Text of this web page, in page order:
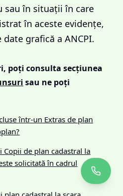
sau în situații în care
în aceste evidențe,
grafică a ANCPI.
poți consulta secțiunea
sau ne poți
într-un Extras de plan
Copii de plan cadastral la
solicitată în cadrul